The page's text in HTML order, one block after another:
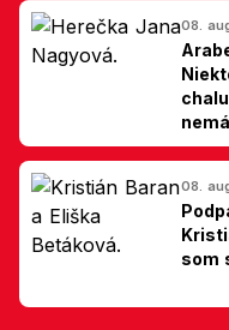
08.
08.
som